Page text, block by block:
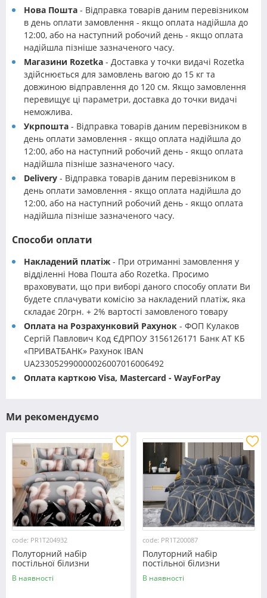
Нова Пошта - Відправка товарів даним перевізником
в день оплати замовлення - якщо оплата надійшла до
12:00, або на наступний робочий день - якщо оплата
надійшла пізніше зазначеного часу.
Магазини Rozetka - Доставка у точки видачі Rozetka
здійснюється для замовлень вагою до 15 кг та
довжиною відправлення до 120 см. Якщо замовлення
перевищує ці параметри, доставка до точки видачі
неможлива.
Укрпошта - Відправка товарів даним перевізником в
день оплати замовлення - якщо оплата надійшла до
12:00, або на наступний робочий день - якщо оплата
надійшла пізніше зазначеного часу.
Delivery - Відправка товарів даним перевізником в
день оплати замовлення - якщо оплата надійшла до
12:00, або на наступний робочий день - якщо оплата
надійшла пізніше зазначеного часу.
Способи оплати
Накладений платіж - При отриманні замовлення у
відділенні Нова Пошта або Rozetka. Просимо
враховувати, що при виборі даного способу оплати Ви
будете сплачувати комісію за накладений платіж, яка
складає 20грн. + 2% вартості замовленого товару
Оплата на Розрахунковий Рахунок - ФОП Кулаков
Сергій Павлович Код ЄДРПОУ 3156126171 Банк АТ КБ
«ПРИВАТБАНК» Рахунок IBAN
UA233052990000026007016006492
Оплата карткою Visa, Mastercard - WayForPay
Ми рекомендуємо
code: PR1T204932
Полуторний набір
постільної білизни
150*220 із полікотону
№204932 Черешенька™
В наявності
code: PR1T200087
Полуторний набір
постільної білизни
150*220 із полікотону
№200087 Черешенька™
В наявності